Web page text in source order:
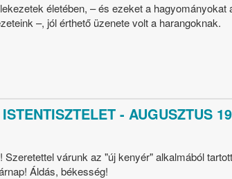
életében, – és ezeket a hagyományokat
–, jól érthető üzenete volt a harangoknak.
- AUGUSZTUS
Szeretettel várunk az "új kenyér" alkalmából
Áldás, békesség!